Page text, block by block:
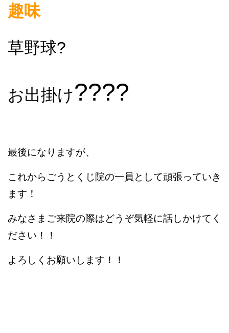
趣味
草野球?
お出掛け????
最後になりますが、
これからごうとくじ院の一員として頑張っていき
ます！
みなさまご来院の際はどうぞ気軽に話しかけてく
ださい！！
よろしくお願いします！！